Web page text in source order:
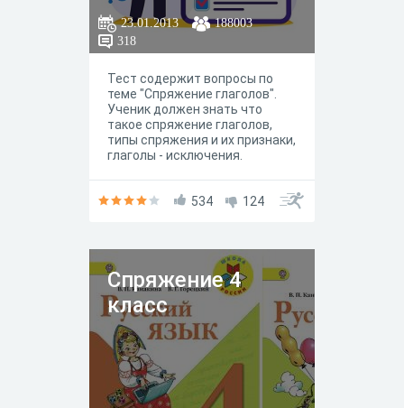
23.01.2013
188003
318
Тест содержит вопросы по
теме "Спряжение глаголов".
Ученик должен знать что
такое спряжение глаголов,
типы спряжения и их признаки,
глаголы - исключения.
534 124
Спряжение 4
класс